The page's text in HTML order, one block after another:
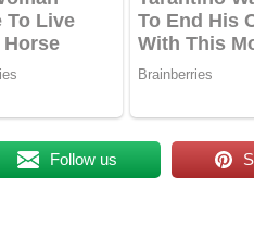
Follow us